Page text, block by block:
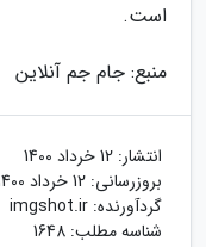
است.
منبع: جام جم آنلاین
انتشار: 12 خرداد 1400
بروزرسانی: 12 خرداد 1400
گردآورنده: imgshot.ir
شناسه مطلب: 1648